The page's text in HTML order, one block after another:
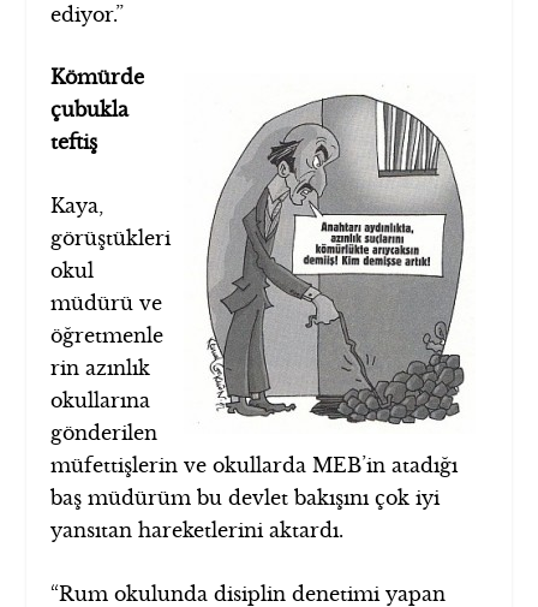
ediyor.”
Kömürde
çubukla
teftiş
Kaya,
görüştükleri
okul
müdürü ve
öğretmenle
rin azınlık
okullarına
gönderilen
müfettişlerin ve okullarda MEB’in atadığı
baş müdürüm bu devlet bakışını çok iyi
yansıtan hareketlerini aktardı.
“Rum okulunda disiplin denetimi yapan